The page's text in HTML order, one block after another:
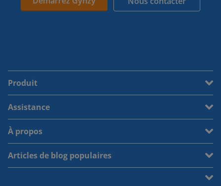
Produit
Assistance
À propos
Articles de blog populaires